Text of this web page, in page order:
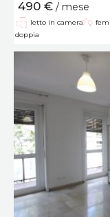
490 € / mese
letto in camera
doppia